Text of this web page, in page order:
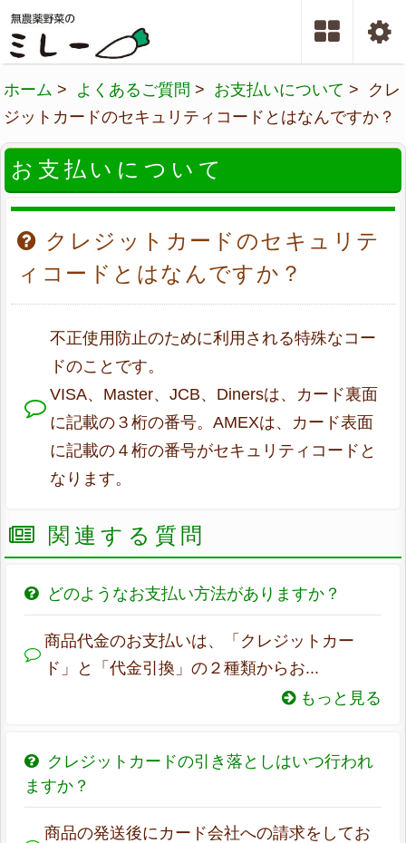
ホーム > よくあるご質問 > お支払いについて > クレ
ジットカードのセキュリティコードとはなんですか？
お支払いについて
クレジットカードのセキュリテ
ィコードとはなんですか？
不正使用防止のために利用される特殊なコー
ドのことです。
VISA、Master、JCB、Dinersは、カード裏面
に記載の３桁の番号。AMEXは、カード表面
に記載の４桁の番号がセキュリティコードと
なります。
関連する質問
どのようなお支払い方法がありますか？
商品代金のお支払いは、「クレジットカー
ド」と「代金引換」の２種類からお...
もっと見る
クレジットカードの引き落としはいつ行われ
ますか？
商品の発送後にカード会社への請求をしてお